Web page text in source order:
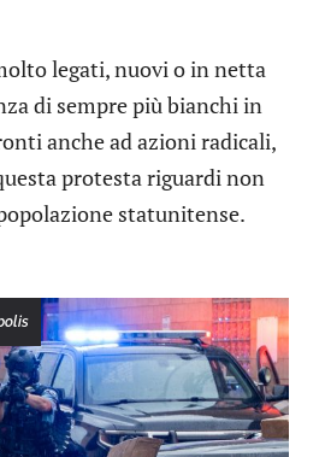
legati, nuovi o in netta
di sempre più bianchi in
anche ad azioni radicali,
protesta riguardi non
statunitense.